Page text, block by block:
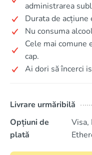
administrarea
Durata de
Nu consuma
Cele mai comune
cap.
Ai dori să încerci
Livrare urmăribilă
Opțiuni de
plată
Visa,